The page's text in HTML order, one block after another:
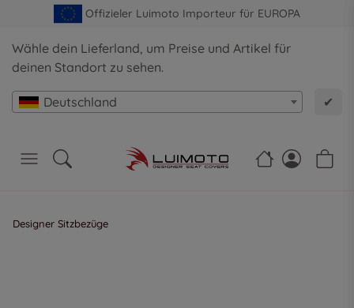
Offizieler Luimoto Importeur für EUROPA
Wähle dein Lieferland, um Preise und Artikel für
deinen Standort zu sehen.
Deutschland ✔
Designer Sitzbezüge